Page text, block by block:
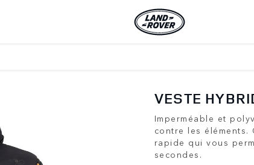
VESTE
Imperméable et
contre les
rapide qui vous
secondes.